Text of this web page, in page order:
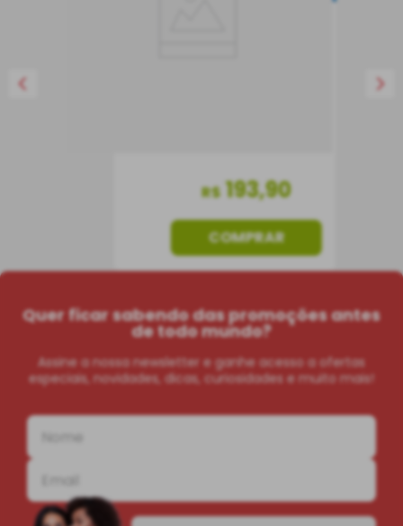
R$ 193,90
COMPRAR
Quer ficar sabendo das promoções antes
de todo mundo?
Assine a nossa newsletter e ganhe acesso a ofertas
especiais, novidades, dicas, curiosidades e muito mais!